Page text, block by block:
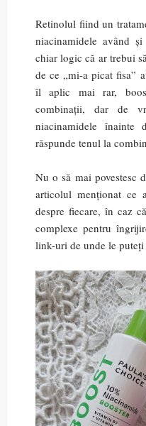
Retinolul fiind un
niacinamidele având
chiar logic că ar trebui
de ce „mi-a picat fisa”
îl aplic mai rar,
combinații, dar de
niacinamidele
răspunde tenul la
Nu o să mai povestesc
articolul menționat ce
despre fiecare, în caz
complexe pentru
link-uri de unde le